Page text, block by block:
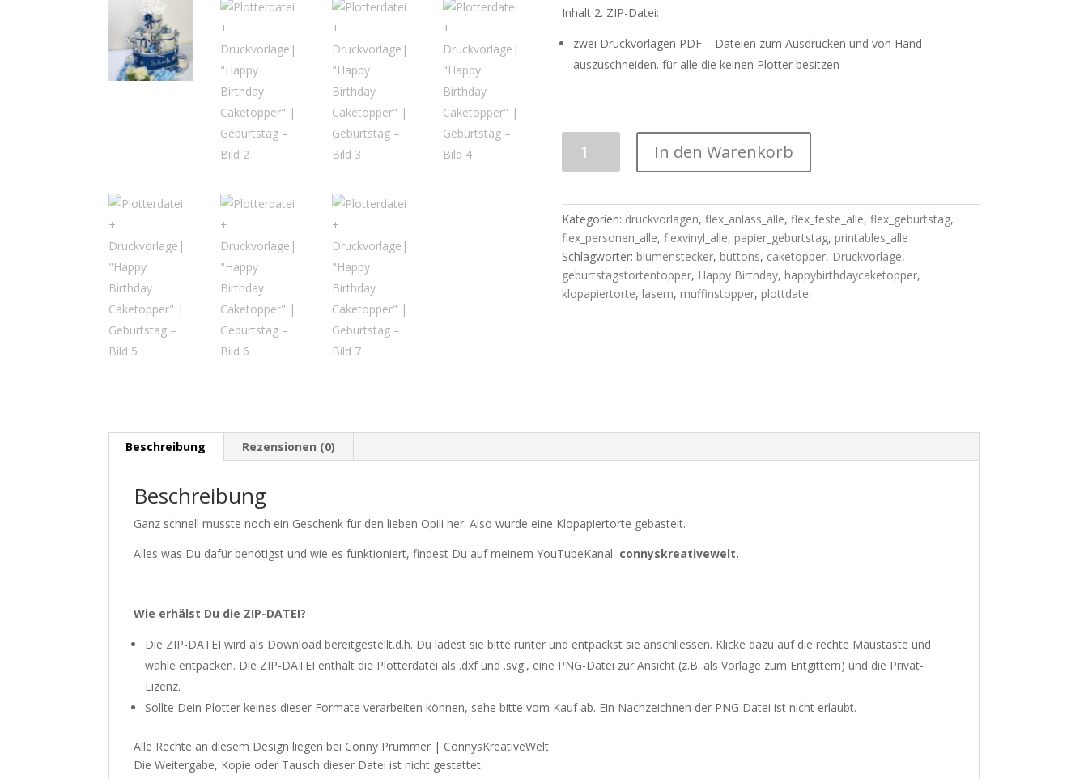
Inhalt 2. ZIP-Datei:
zwei Druckvorlagen PDF – Dateien zum Ausdrucken und von Hand
auszuschneiden. für alle die keinen Plotter besitzen
Birthday
Caketopper"
|
Geburtstag
Menge
In den Warenkorb
Kategorien: druckvorlagen, flex_anlass_alle, flex_feste_alle, flex_geburtstag,
flex_personen_alle, flexvinyl_alle, papier_geburtstag, printables_alle
Schlagwörter: blumenstecker, buttons, caketopper, Druckvorlage,
geburtstagstortentopper, Happy Birthday, happybirthdaycaketopper,
klopapiertorte, lasern, muffinstopper, plottdatei
Beschreibung Rezensionen (0)
Beschreibung
Ganz schnell musste noch ein Geschenk für den lieben Opili her. Also wurde eine Klopapiertorte gebastelt.
Alles was Du dafür benötigst und wie es funktioniert, findest Du auf meinem YouTubeKanal connyskreativewelt.
——————————————
Wie erhälst Du die ZIP-DATEI?
Die ZIP-DATEI wird als Download bereitgestellt.d.h. Du ladest sie bitte runter und entpackst sie anschliessen. Klicke dazu auf die rechte Maustaste und
wähle entpacken. Die ZIP-DATEI enthält die Plotterdatei als .dxf und .svg., eine PNG-Datei zur Ansicht (z.B. als Vorlage zum Entgittern) und die Privat-
Lizenz.
Sollte Dein Plotter keines dieser Formate verarbeiten können, sehe bitte vom Kauf ab. Ein Nachzeichnen der PNG Datei ist nicht erlaubt.
Alle Rechte an diesem Design liegen bei Conny Prummer | ConnysKreativeWelt
Die Weitergabe, Kopie oder Tausch dieser Datei ist nicht gestattet.